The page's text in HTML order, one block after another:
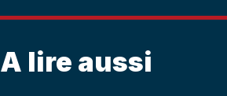
A lire aussi